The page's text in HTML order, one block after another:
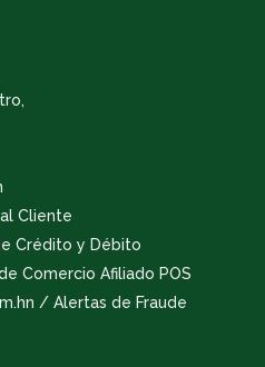
Cliente
Crédito y Débito
Comercio Afiliado POS
/ Alertas de Fraude